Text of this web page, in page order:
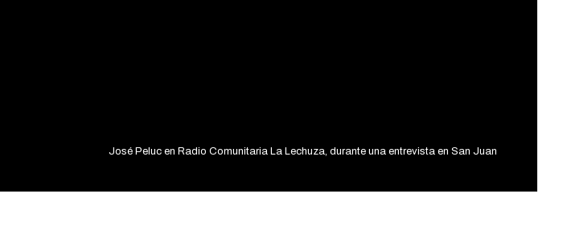
José Peluc en Radio Comunitaria La Lechuza, durante una entrevista en San Juan